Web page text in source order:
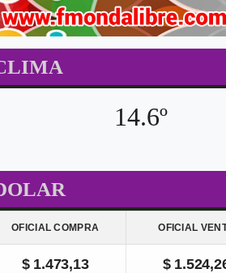
14.6º
OFICIAL COMPRA OFICIAL
$ 1.473,13 $